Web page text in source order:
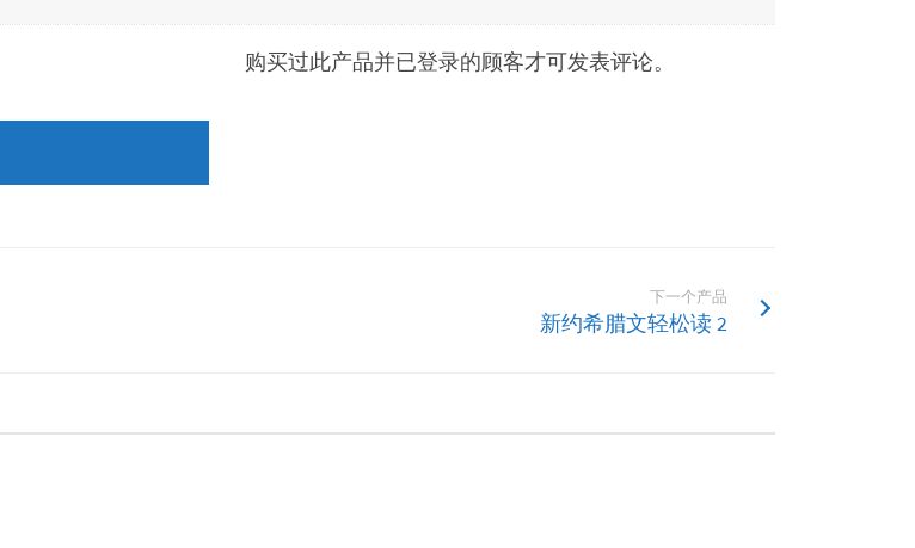
购买过此产品并已登录的顾客才可发表评论。
下一个产品
新约希腊文轻松读 2